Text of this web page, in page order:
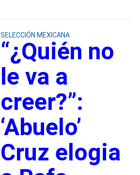
SELECCIÓN MEXICANA
“¿Quién no
le va a
creer?”:
‘Abuelo’
Cruz elogia